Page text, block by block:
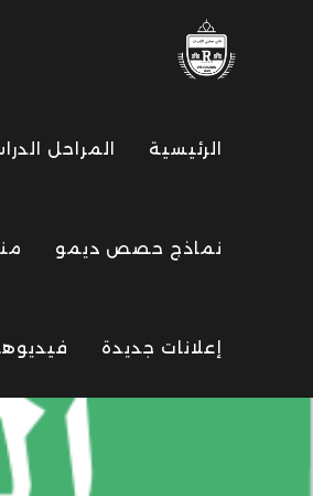
الرئيسية المراحل
نماذج حصص ديمو
إعلانات جديدة